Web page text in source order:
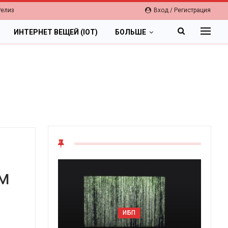
Вход / Регистрация
ИНТЕРНЕТ ВЕЩЕЙ (IOT) БОЛЬШЕ
ИБП